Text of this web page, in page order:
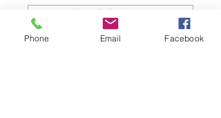
Activités de tourisme
Phone Email Facebook